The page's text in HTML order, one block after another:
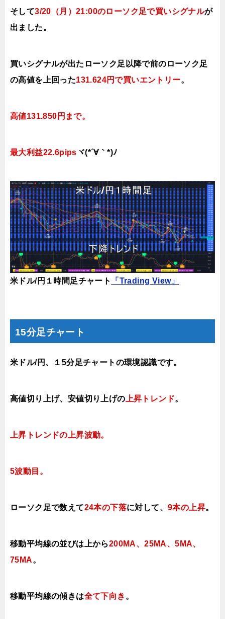
そして3/20（月）21:00のローソク足で買いシグナルが
出ました。
買いシグナルが出たローソク足以降で前のローソク足
の高値を上回 った131.624円で買いエントリー。
高値131.850円まで。
最大利益22.6pips ヾ(*´∀｀*)ﾉ
米ドル/円１時間足チャート 「Trading View」
15分足チャート
米ドル/円、１5分足チャートの環境認識です。
高値切り上げ、 安値切り上げの上昇トレンド。
上昇トレンドの上昇波動。
5波動目。
ローソク足で数えて24本の下落に対して、9本の上昇。
移動平均線の並びは上から200MA、25MA、5MA、
75MA。
移動平均線の傾きは全て下向き 。